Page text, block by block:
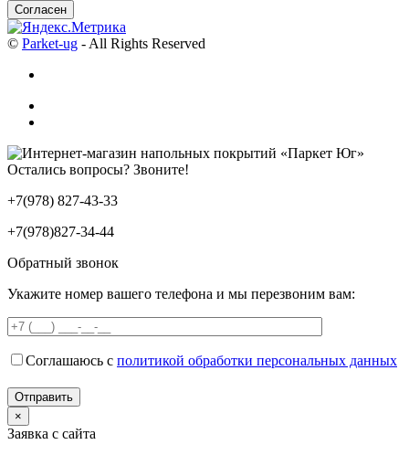
Согласен
© Parket-ug - All Rights Reserved
Остались вопросы? Звоните!
+7(978) 827-43-33
+7(978)827-34-44
Обратный звонок
Укажите номер вашего телефона и мы перезвоним вам:
Соглашаюсь с политикой обработки персональных данных
×
Заявка с сайта